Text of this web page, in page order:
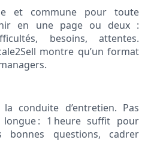
et commune pour toute
en une page ou deux :
besoins, attentes.
montre qu’un format
conduite d’entretien. Pas
: 1 heure suffit pour
questions, cadrer